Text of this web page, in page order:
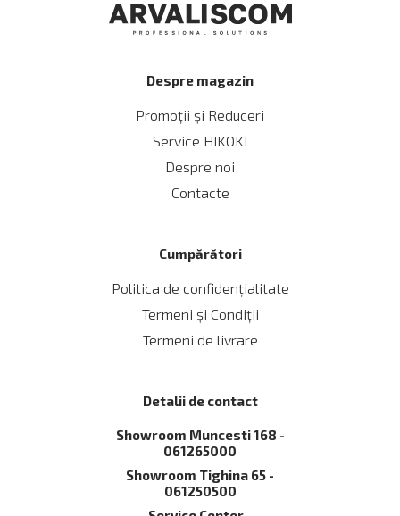
Despre magazin
Promoții și Reduceri
Service HIKOKI
Despre noi
Contacte
Cumpărători
Politica de confidențialitate
Termeni și Сondiții
Termeni de livrare
Detalii de contact
Showroom Muncesti 168 -
061265000
Showroom Tighina 65 -
061250500